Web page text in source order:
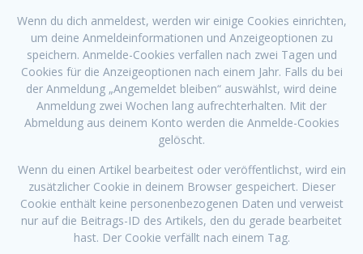
Wenn du dich anmeldest, werden wir einige Cookies einrichten,
um deine Anmeldeinformationen und Anzeigeoptionen zu
speichern. Anmelde-Cookies verfallen nach zwei Tagen und
Cookies für die Anzeigeoptionen nach einem Jahr. Falls du bei
der Anmeldung „Angemeldet bleiben“ auswählst, wird deine
Anmeldung zwei Wochen lang aufrechterhalten. Mit der
Abmeldung aus deinem Konto werden die Anmelde-Cookies
gelöscht.
Wenn du einen Artikel bearbeitest oder veröffentlichst, wird ein
zusätzlicher Cookie in deinem Browser gespeichert. Dieser
Cookie enthält keine personenbezogenen Daten und verweist
nur auf die Beitrags-ID des Artikels, den du gerade bearbeitet
hast. Der Cookie verfällt nach einem Tag.